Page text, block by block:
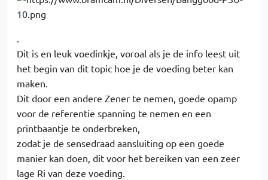
Dit is en leuk voedinkje, voroal als je de info leest uit
het begin van dit topic hoe je de voeding beter kan
maken.
Dit door een andere Zener te nemen, goede opamp
voor de referentie spanning te nemen en een
printbaantje te onderbreken,
zodat je de sensedraad aansluiting op een goede
manier kan doen, dit voor het bereiken van een zeer
lage Ri van deze voeding.